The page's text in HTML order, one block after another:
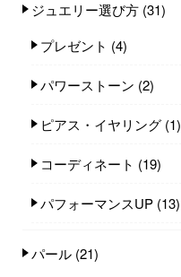
ジュエリー選び方 (31)
プレゼント (4)
パワーストーン (2)
ピアス・イヤリング (1)
コーディネート (19)
パフォーマンスUP (13)
パール (21)